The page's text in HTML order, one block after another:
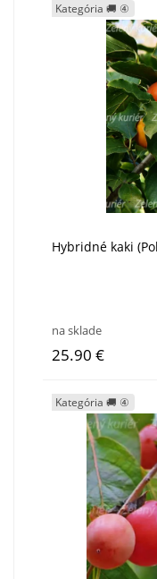
Hybridné kaki
Kategória 🚚 ④
na sklade
25.90 €
Kategória 🚚 ④